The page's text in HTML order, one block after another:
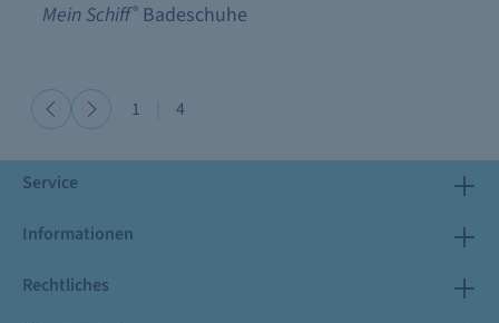
Mein Schiff® Badeschuhe
1 4
Service
Informationen
Rechtliches